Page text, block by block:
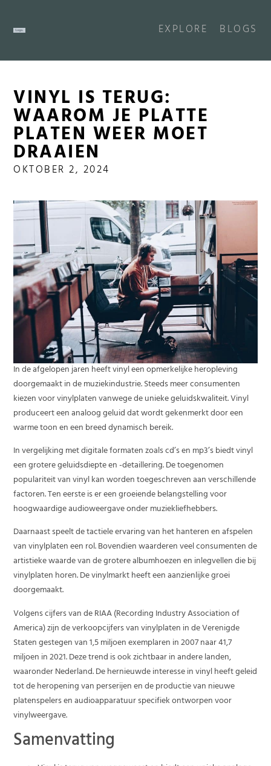
EXPLORE BLOGS
VINYL IS TERUG:
WAAROM JE PLATTE
PLATEN WEER MOET
DRAAIEN
OKTOBER 2, 2024
In de afgelopen jaren heeft vinyl een opmerkelijke heropleving
doorgemaakt in de muziekindustrie. Steeds meer consumenten
kiezen voor vinylplaten vanwege de unieke geluidskwaliteit. Vinyl
produceert een analoog geluid dat wordt gekenmerkt door een
warme toon en een breed dynamisch bereik.
In vergelijking met digitale formaten zoals cd’s en mp3’s biedt vinyl
een grotere geluidsdiepte en -detaillering. De toegenomen
populariteit van vinyl kan worden toegeschreven aan verschillende
factoren. Ten eerste is er een groeiende belangstelling voor
hoogwaardige audioweergave onder muziekliefhebbers.
Daarnaast speelt de tactiele ervaring van het hanteren en afspelen
van vinylplaten een rol. Bovendien waarderen veel consumenten de
artistieke waarde van de grotere albumhoezen en inlegvellen die bij
vinylplaten horen. De vinylmarkt heeft een aanzienlijke groei
doorgemaakt.
Volgens cijfers van de RIAA (Recording Industry Association of
America) zijn de verkoopcijfers van vinylplaten in de Verenigde
Staten gestegen van 1,5 miljoen exemplaren in 2007 naar 41,7
miljoen in 2021. Deze trend is ook zichtbaar in andere landen,
waaronder Nederland. De hernieuwde interesse in vinyl heeft geleid
tot de heropening van perserijen en de productie van nieuwe
platenspelers en audioapparatuur specifiek ontworpen voor
vinylweergave.
Samenvatting